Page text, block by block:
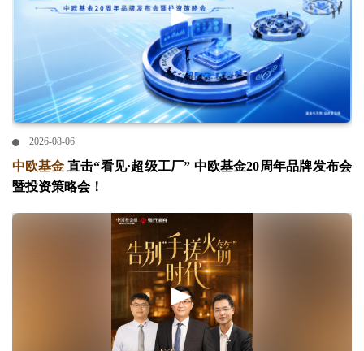
2026-08-06
中欧基金 直击“看见·超级工厂” 中欧基金20周年品牌发布会
暨投资策略会！